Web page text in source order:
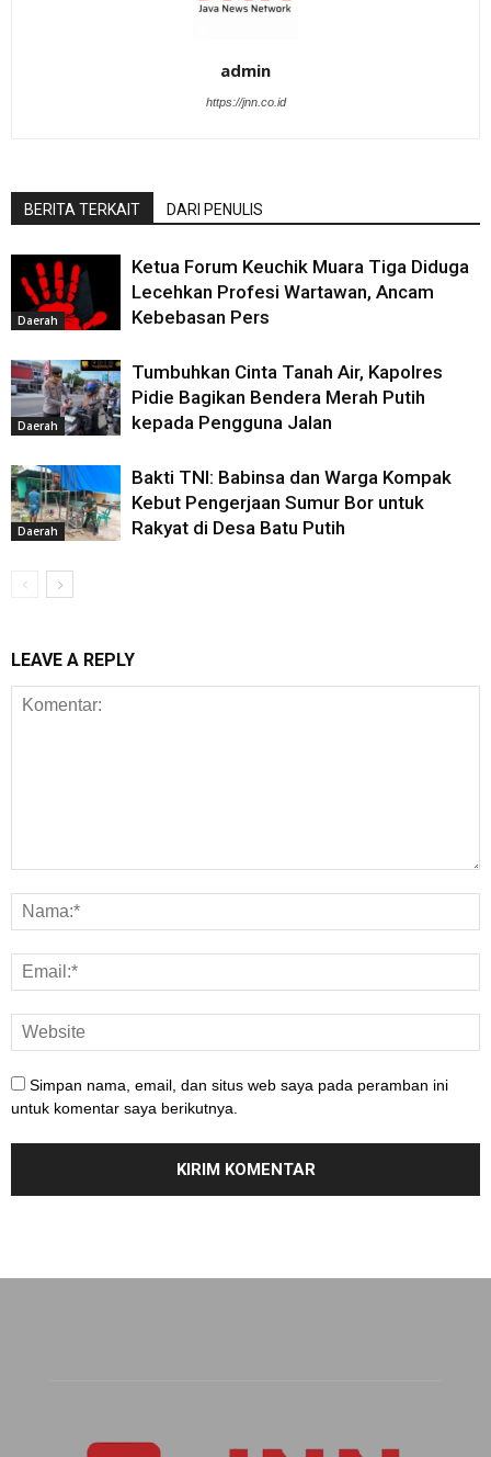
admin
https://jnn.co.id
BERITA TERKAIT DARI PENULIS
Daerah
Ketua Forum Keuchik Muara Tiga Diduga
Lecehkan Profesi Wartawan, Ancam
Kebebasan Pers
Daerah
‎Tumbuhkan Cinta Tanah Air, Kapolres
Pidie Bagikan Bendera Merah Putih
kepada Pengguna Jalan
Daerah
Bakti TNI: Babinsa dan Warga Kompak
Kebut Pengerjaan Sumur Bor untuk
Rakyat di Desa Batu Putih
LEAVE A REPLY
Simpan nama, email, dan situs web saya pada peramban ini
untuk komentar saya berikutnya.